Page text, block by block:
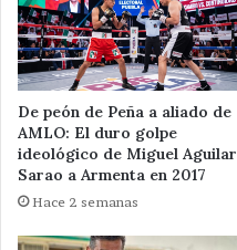
De peón de Peña a aliado de
AMLO: El duro golpe
ideológico de Miguel Aguilar
Sarao a Armenta en 2017
Hace 2 semanas